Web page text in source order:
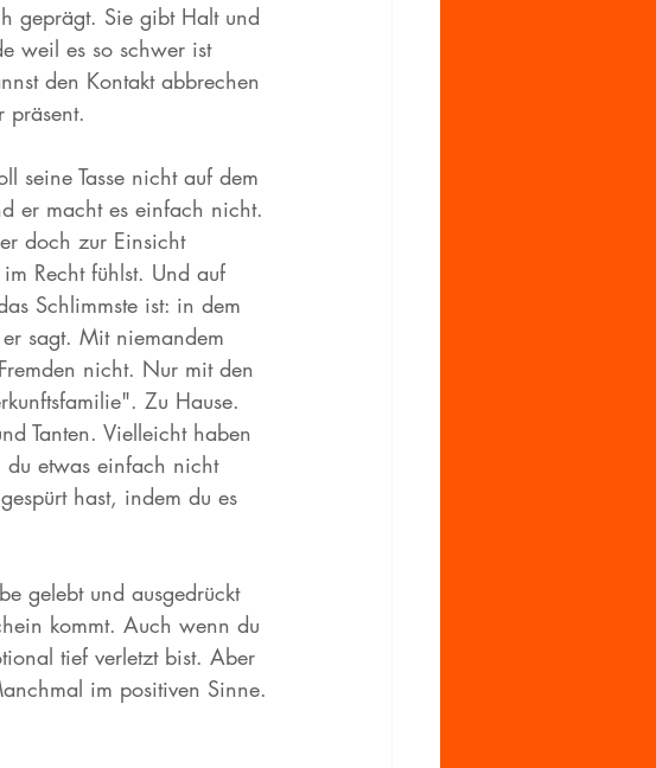
geprägt. Sie gibt Halt und
weil es so schwer ist
den Kontakt abbrechen
präsent.
seine Tasse nicht auf dem
er macht es einfach nicht.
doch zur Einsicht
Recht fühlst. Und auf
Schlimmste ist: in dem
sagt. Mit niemandem
nicht. Nur mit den
Zu Hause.
Tanten. Vielleicht haben
etwas einfach nicht
hast, indem du es
gelebt und ausgedrückt
kommt. Auch wenn du
tief verletzt bist. Aber
im positiven Sinne.